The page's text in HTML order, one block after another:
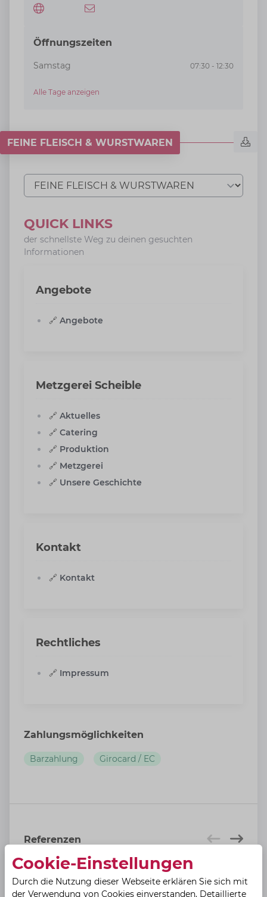
Öffnungszeiten
Samstag 07:30 - 12:30
Alle Tage anzeigen
FEINE FLEISCH & WURSTWAREN
Tab auswählen
QUICK LINKS
der schnellste Weg zu deinen gesuchten
Informationen
Angebote
🔗 Angebote
Metzgerei Scheible
🔗 Aktuelles
🔗 Catering
🔗 Produktion
🔗 Metzgerei
🔗 Unsere Geschichte
Kontakt
🔗 Kontakt
Rechtliches
🔗 Impressum
Zahlungsmöglichkeiten
Barzahlung Girocard / EC
Referenzen
Cookie-Einstellungen
Durch die Nutzung dieser Webseite erklären Sie sich mit
der Verwendung von Cookies einverstanden. Detaillierte